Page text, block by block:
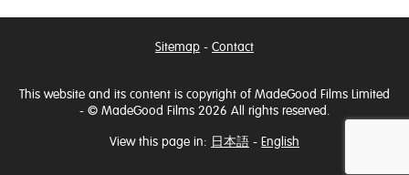
Sitemap - Contact
This website and its content is copyright of MadeGood Films Limited
- © MadeGood Films 2026 All rights reserved.
View this page in: 日本語 - English